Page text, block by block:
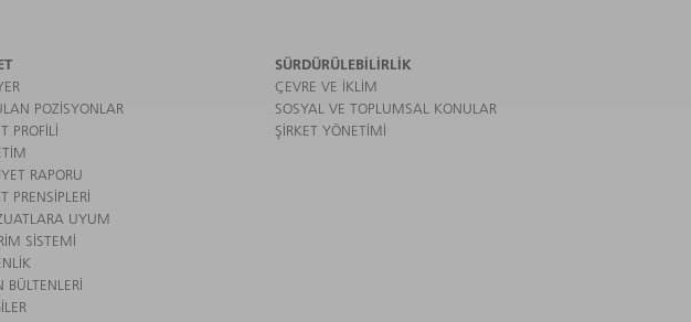
POZISYONLAR
PROFILI
RAPORU
PRENSIPLERI
UYUM
SISTEMI
BÜLTENLERI
SÜRDÜRÜLEBILIRLIK
ÇEVRE VE IKLIM
SOSYAL VE TOPLUMSAL KONULAR
ŞIRKET YÖNETIMI